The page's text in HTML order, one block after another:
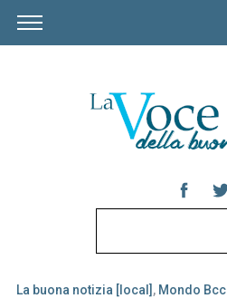
r
La buona notizia [local] , Mondo Bcc